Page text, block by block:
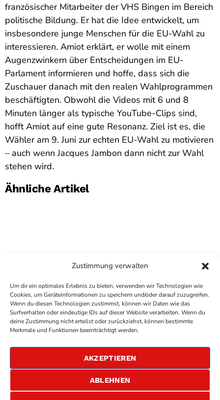
Zustimmung verwalten
Um dir ein optimales Erlebnis zu bieten, verwenden wir Technologien wie
Cookies, um Geräteinformationen zu speichern und/oder darauf zuzugreifen.
Wenn du diesen Technologien zustimmst, können wir Daten wie das
Surfverhalten oder eindeutige IDs auf dieser Website verarbeiten. Wenn du
deine Zustimmung nicht erteilst oder zurückziehst, können bestimmte
Merkmale und Funktionen beeinträchtigt werden.
AKZEPTIEREN
ABLEHNEN
französischer Mitarbeiter der VHS Bingen im Bereich
politische Bildung. Er hat die Idee entwickelt, um
insbesondere junge Menschen für die EU-Wahl zu
interessieren. Amiot erklärt, er wolle mit einem
Augenzwinkern über Entscheidungen im EU-
Parlament informieren und hoffe, dass sich die
Zuschauer danach mit den realen Wahlprogrammen
beschäftigten. Obwohl die Videos mit 6 und 8
Minuten länger als typische YouTube-Clips sind,
hofft Amiot auf eine gute Resonanz. Ziel ist es, die
Wähler am 9. Juni zur echten EU-Wahl zu motivieren
– auch wenn Jacques Jambon dann nicht zur Wahl
stehen wird.
Ähnliche Artikel
COPYRIGHTANTENNE BAD KREUZNACH
DATENSCHUTZERKLÄRUNG
ALLGEMEINE GESCHÄFTSBEDINGUNGEN